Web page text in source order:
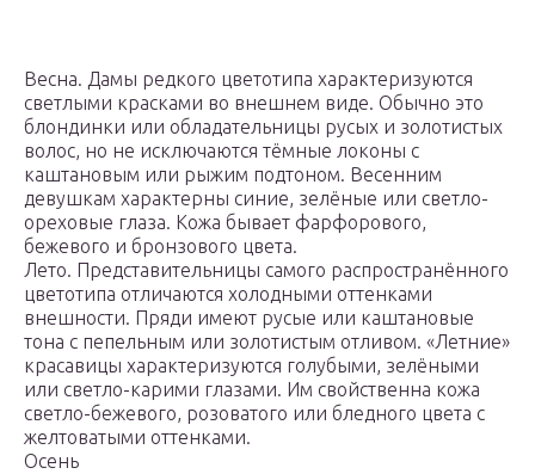
Весна. Дамы редкого цветотипа характеризуются
светлыми красками во внешнем виде. Обычно это
блондинки или обладательницы русых и золотистых
волос, но не исключаются тёмные локоны с
каштановым или рыжим подтоном. Весенним
девушкам характерны синие, зелёные или светло-
ореховые глаза. Кожа бывает фарфорового,
бежевого и бронзового цвета.
Лето. Представительницы самого распространённого
цветотипа отличаются холодными оттенками
внешности. Пряди имеют русые или каштановые
тона с пепельным или золотистым отливом. «Летние»
красавицы характеризуются голубыми, зелёными
или светло-карими глазами. Им свойственна кожа
светло-бежевого, розоватого или бледного цвета с
желтоватыми оттенками.
Осень